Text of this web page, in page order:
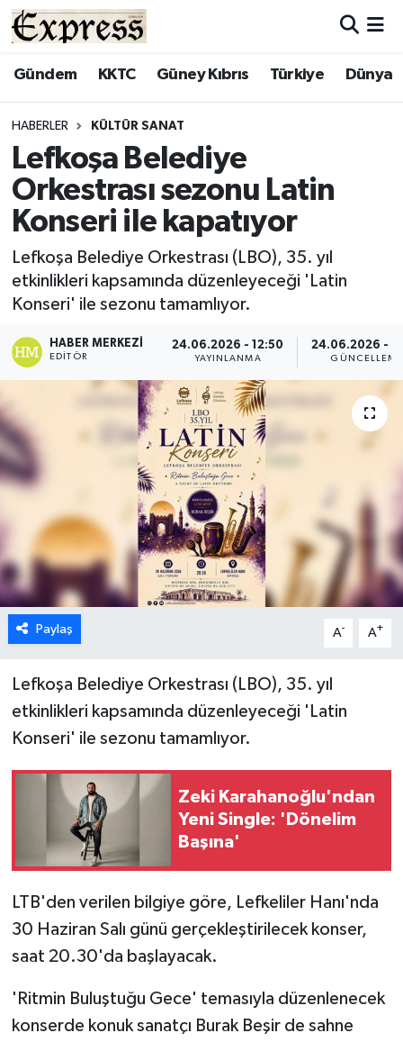
Gündem KKTC Güney Kıbrıs Türkiye Dünya
HABERLER KÜLTÜR SANAT
Lefkoşa Belediye
Orkestrası sezonu Latin
Konseri ile kapatıyor
Lefkoşa Belediye Orkestrası (LBO), 35. yıl
etkinlikleri kapsamında düzenleyeceği 'Latin
Konseri' ile sezonu tamamlıyor.
HABER MERKEZI
EDITÖR
24.06.2026 - 12:50
YAYINLANMA
24.06.2026 -
GÜNCELLEME
Paylaş A- A+
Lefkoşa Belediye Orkestrası (LBO), 35. yıl
etkinlikleri kapsamında düzenleyeceği 'Latin
Konseri' ile sezonu tamamlıyor.
Zeki Karahanoğlu'ndan
Yeni Single: 'Dönelim
Başına'
LTB'den verilen bilgiye göre, Lefkeliler Hanı'nda
30 Haziran Salı günü gerçekleştirilecek konser,
saat 20.30'da başlayacak.
'Ritmin Buluştuğu Gece' temasıyla düzenlenecek
konserde konuk sanatçı Burak Beşir de sahne
ALAYKÖY
BİLİM
ÇATALKÖY
DÜNYA
EĞİTİM
EKONOMİ
ENGLISH
GAZİMAĞUSA
GİRNE
GÜNDEM
GÜNEY KIBRIS
KÜLTÜR SANAT
LEFKOŞA
MAGAZİN
Nöbetçi Eczaneler
ÖZEL HABER
SİYASET
Hava Durumu
Süper Lig Puan Durumu ve Fikstür
Tüm Manşetler
Son Dakika Haberleri
Haber Arşivi